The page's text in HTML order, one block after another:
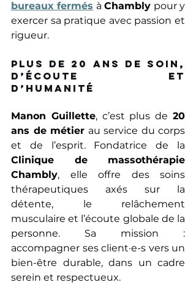
bureaux fermés à Chambly pour y
exercer sa pratique avec passion et
rigueur.
Plus de 20 ans de soin,
d’écoute et
d’humanité
Manon Guillette, c’est plus de 20
ans de métier au service du corps
Clinique de massothérapie
Chambly, elle offre des soins
thérapeutiques axés sur la
détente, le relâchement
musculaire et l’écoute globale de la
personne. Sa mission :
accompagner ses client·e-s vers un
bien-être durable, dans un cadre
serein et respectueux.